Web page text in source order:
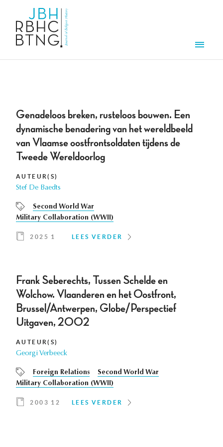
Genadeloos breken, rusteloos bouwen. Een
dynamische benadering van het wereldbeeld
van Vlaamse oostfrontsoldaten tijdens de
Tweede Wereldoorlog
AUTEUR(S)
Stef De Baedts
Second World War
Military Collaboration (WWII)
2025 1 LEES VERDER
Frank Seberechts, Tussen Schelde en
Wolchow. Vlaanderen en het Oostfront,
Brussel/Antwerpen, Globe/Perspectief
Uitgaven, 2002
AUTEUR(S)
Georgi Verbeeck
Foreign Relations
Second World War
Military Collaboration (WWII)
2003 12 LEES VERDER